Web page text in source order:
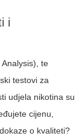
i
te
testovi za
udjela nikotina su
cijenu,
o kvaliteti?